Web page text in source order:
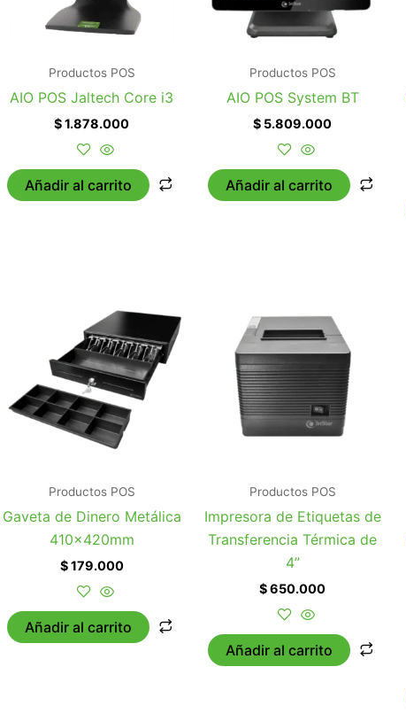
Productos POS
AIO POS Jaltech Core i3
$1.878.000
Añadir al carrito
Productos POS
AIO POS System BT
$ 5.809.000
Añadir al carrito
Productos POS
Gaveta de Dinero Metálica
410x420mm
$179.000
Añadir al carrito
Productos POS
Impresora de Etiquetas de
Transferencia Térmica de
4”
$650.000
Añadir al carrito